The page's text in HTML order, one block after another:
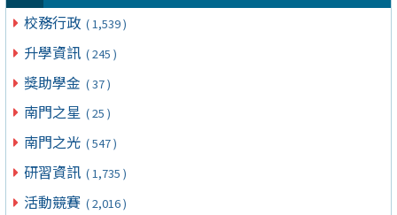
校務行政 ( 1,539 )
升學資訊 ( 245 )
獎助學金 ( 37 )
南門之星 ( 25 )
南門之光 ( 547 )
研習資訊 ( 1,735 )
活動競賽 ( 2,016 )